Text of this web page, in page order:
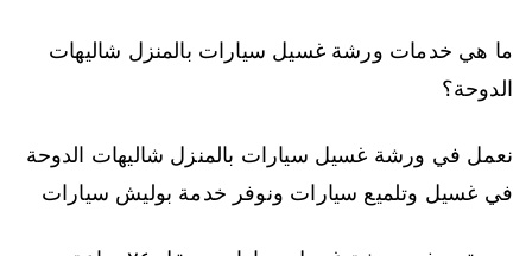
ما هي خدمات ورشة غسيل سيارات بالمنزل شاليهات
الدوحة؟
نعمل في ورشة غسيل سيارات بالمنزل شاليهات الدوحة
في غسيل وتلميع سيارات ونوفر خدمة بوليش سيارات